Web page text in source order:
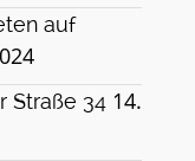
auf
Straße 34 14.